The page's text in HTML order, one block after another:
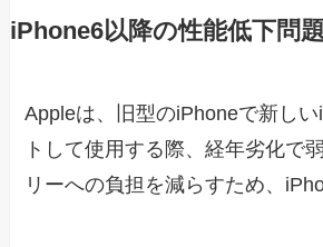
iPhone6以降の性能低下問題
Appleは、旧型のiPhoneで新し
トして使用する際、経年劣化で
リーへの負担を減らすため、